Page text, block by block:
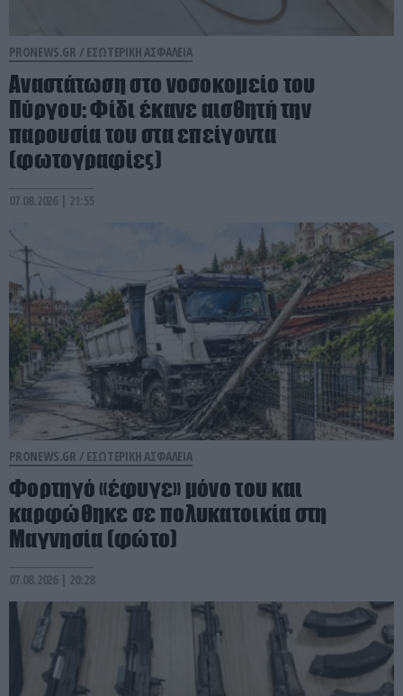
PRONEWS.GR / ΕΣΩΤΕΡΙΚΗ ΑΣΦΑΛΕΙΑ
Αναστάτωση στο νοσοκομείο του
Πύργου: Φίδι έκανε αισθητή την
παρουσία του στα επείγοντα
(φωτογραφίες)
07.08.2026 | 21:55
PRONEWS.GR / ΕΣΩΤΕΡΙΚΗ ΑΣΦΑΛΕΙΑ
Φορτηγό «έφυγε» μόνο του και
καρφώθηκε σε πολυκατοικία στη
Μαγνησία (φώτο)
07.08.2026 | 20:28